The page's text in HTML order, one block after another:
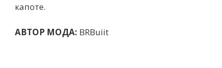
капоте.
АВТОР МОДА: BRBuiit